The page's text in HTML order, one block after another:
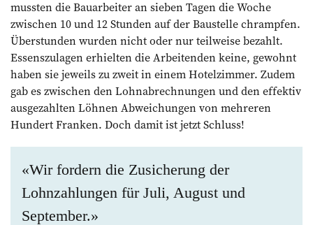
mussten die Bauarbeiter an sieben Tagen die Woche
zwischen 10 und 12 Stunden auf der Baustelle chrampfen.
Überstunden wurden nicht oder nur teilweise bezahlt.
Essenszulagen erhielten die Arbeitenden keine, gewohnt
haben sie jeweils zu zweit in einem Hotelzimmer. Zudem
gab es zwischen den Lohnabrechnungen und den effektiv
ausgezahlten Löhnen Abweichungen von mehreren
Hundert Franken. Doch damit ist jetzt Schluss!
«Wir fordern die Zusicherung der
Lohnzahlungen für Juli, August und
September.»